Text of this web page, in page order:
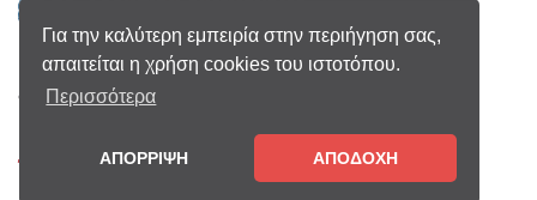
Για την καλύτερη εμπειρία στην περιήγηση σας,
απαιτείται η χρήση cookies του ιστοτόπου.
Περισσότερα
ΑΠΟΡΡΙΨΗ ΑΠΟΔΟΧΗ
© 2026 Eθνικό Κέντρο Τεκμηρίωσης
Όροι Χρήσης•Πολιτική Απορρήτου •Copyright